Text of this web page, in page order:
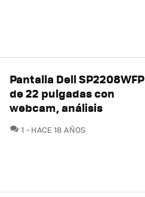
Pantalla Dell SP2208WFP
de 22 pulgadas con
webcam, análisis
1 COMENTARIOS
HACE 18 AÑOS